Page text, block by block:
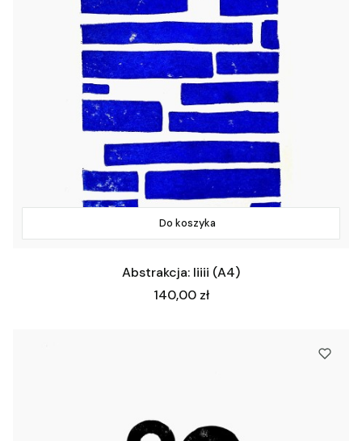
Do koszyka
Abstrakcja: Iiiii (A4)
Cena
140,00 zł